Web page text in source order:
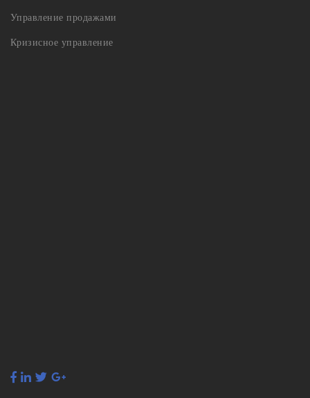
Управление продажами
Кризисное управление